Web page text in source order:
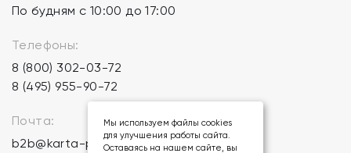
По будням с 10:00 до 17:00
Телефоны:
8 (800) 302-03-72
8 (495) 955-90-72
Почта:
b2b@karta-podarkov.ru
Мы используем файлы cookies
для улучшения работы сайта.
Оставаясь на нашем сайте, вы